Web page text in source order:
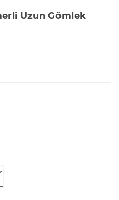
Uzun Gömlek